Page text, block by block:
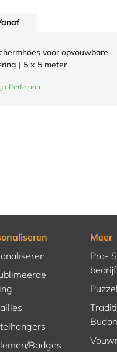
voor opvouwbare
| 5 x 5 meter
offerte aan
Badges
Meer
Pro-